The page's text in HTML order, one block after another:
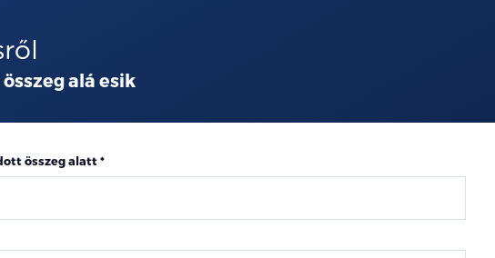
alá esik
összeg alatt